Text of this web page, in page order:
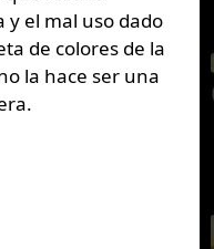
y el mal uso dado
de colores de la
la hace ser una